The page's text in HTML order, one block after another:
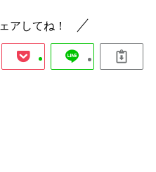
アしてね！